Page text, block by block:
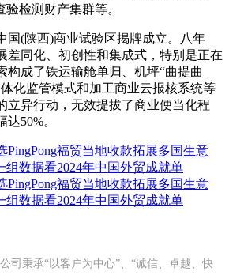
检测财产集群等。
(陕西)商业试验区揭牌成立。八年
差同化、初创性和集成式，特别是正在
构成了铁运输舱单归、机坪“曲提曲
化监管模式和加工商业云报核系统等
立异行动，无效提拔了商业便当化程
50%。
PingPong福贸当地收款拓展多国生意
组数据看2024年中国外贸成就单
PingPong福贸当地收款拓展多国生意
组数据看2024年中国外贸成就单
司秉承“以客户为中心”、“诚信、卓越、快